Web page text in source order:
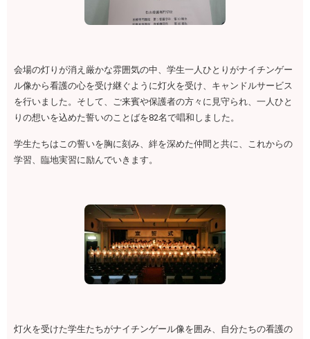
会場の灯りが消え厳かな雰囲気の中、学生一人ひとりがナイチンゲー
ル像から看護の心を受け継ぐように灯火を受け、キャンドルサービス
を行いました。そして、ご来賓や保護者の方々に見守られ、一人ひと
りの想いを込めた誓いのことばを82名で唱和しました。
学生たちはこの誓いを胸に刻み、絆を深めた仲間と共に、これからの
学習、臨地実習に励んでいきます。
灯火を受けた学生たちがナイチンゲール像を囲み、自分たちの看護の